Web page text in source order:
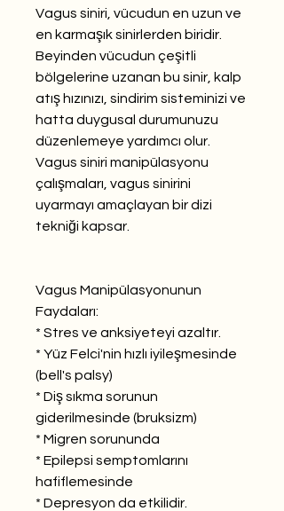
Vagus siniri, vücudun en uzun ve
en karmaşık sinirlerden biridir.
Beyinden vücudun çeşitli
bölgelerine uzanan bu sinir, kalp
atış hızınızı, sindirim sisteminizi ve
hatta duygusal durumunuzu
düzenlemeye yardımcı olur.
Vagus siniri manipülasyonu
çalışmaları, vagus sinirini
uyarmayı amaçlayan bir dizi
tekniği kapsar.
Vagus Manipülasyonunun
Faydaları:
* Stres ve anksiyeteyi azaltır.
* Yüz Felci'nin hızlı iyileşmesinde
(bell's palsy)
* Diş sıkma sorunun
giderilmesinde (bruksizm)
* Migren sorununda
* Epilepsi semptomlarını
hafiflemesinde
* Depresyon da etkilidir.